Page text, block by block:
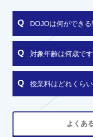
DOJOは何ができる
対象年齢は何歳で
授業料はどれくら
よくあ